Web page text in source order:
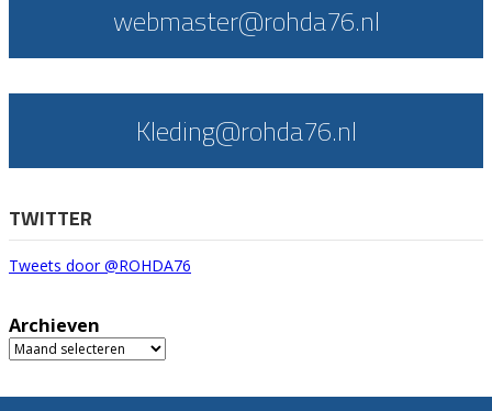
webmaster@rohda76.nl
Kleding@rohda76.nl
TWITTER
Tweets door @ROHDA76
Archieven
Archieven